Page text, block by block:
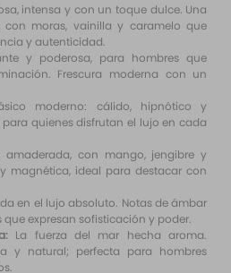
intensa y con un toque dulce. Una
con moras, vainilla y caramelo que
y autenticidad.
y poderosa, para hombres que
Frescura moderna con un
moderno: cálido, hipnótico y
quienes disfrutan el lujo en cada
amaderada, con mango, jengibre y
magnética, ideal para destacar con
en el lujo absoluto. Notas de ámbar
expresan sofisticación y poder.
La fuerza del mar hecha aroma.
y natural; perfecta para hombres